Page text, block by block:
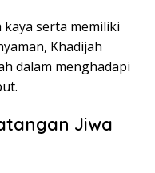
serta memiliki
Khadijah
dalam menghadapi
Jiwa